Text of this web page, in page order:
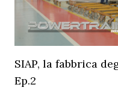
SIAP, la fabbrica
Ep.2